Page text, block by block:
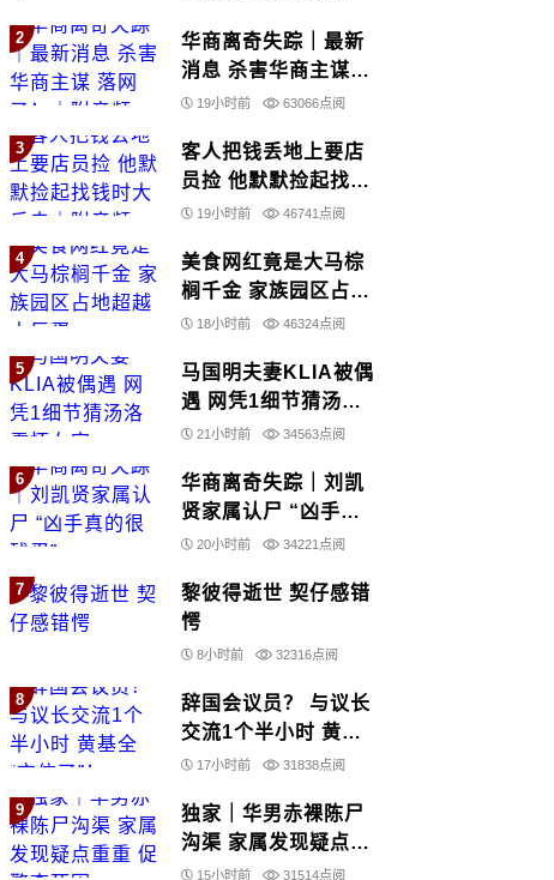
2
华商离奇失踪｜最新
消息 杀害华商主谋
落网了！｜附音频
19小时前 63066点阅
3
客人把钱丢地上要店
员捡 他默默捡起找钱
时大反击｜附音频
19小时前 46741点阅
4
美食网红竟是大马棕
榈千金 家族园区占地
超越大巨蛋
18小时前 46324点阅
5
马国明夫妻KLIA被偶
遇 网凭1细节猜汤洛
雯怀女宝
21小时前 34563点阅
6
华商离奇失踪｜刘凯
贤家属认尸 “凶手真
的很残忍”
20小时前 34221点阅
7
黎彼得逝世 契仔感错
愕
8小时前 32316点阅
8
辞国会议员？ 与议长
交流1个半小时 黄基
全“交信了”！
17小时前 31838点阅
9
独家｜华男赤裸陈尸
沟渠 家属发现疑点重
重 促警查死因
15小时前 31514点阅